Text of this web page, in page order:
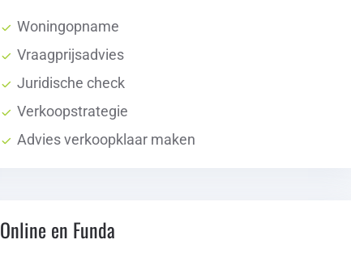
Woningopname
Vraagprijsadvies
Juridische check
Verkoopstrategie
Advies verkoopklaar maken
Online en Funda